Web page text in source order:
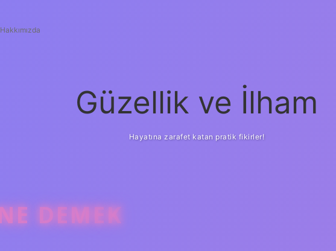
Hakkımızda
Güzellik ve İlham
Hayatına zarafet katan pratik fikirler!
DEMEK